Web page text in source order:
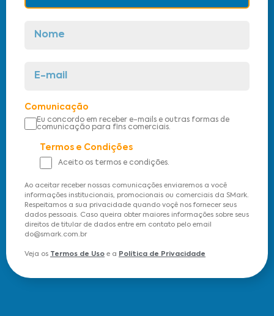
Comunicação
Eu concordo em receber e-mails e outras formas de
comunicação para fins comerciais.
Termos e Condições
Aceito os termos e condições.
Ao aceitar receber nossas comunicações enviaremos a você
informações institucionais, promocionais ou comerciais da SMark.
Respeitamos a sua privacidade quando voçê nos fornecer seus
dados pessoais. Caso queira obter maiores informações sobre seus
direitos de titular de dados entre em contato pelo email
do@smark.com.br
Veja os Termos de Uso e a Política de Privacidade